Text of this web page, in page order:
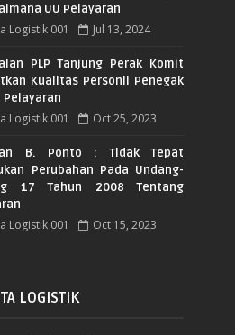
UU Pelayaran
Logistik 001 Jul 13, 2024
PLP Tanjung Perak Komit
Kualitas Personil Penegak
Pelayaran
Logistik 001 Oct 25, 2023
B. Ponto : Tidak Tepat
Perubahan Pada Undang-
17 Tahun 2008 Tentang
Logistik 001 Oct 15, 2023
LOGISTIK